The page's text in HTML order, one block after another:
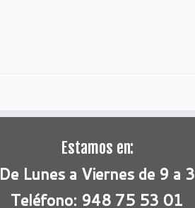
Estamos en:
De Lunes a Viernes de 9 a 3
Teléfono: 948 75 53 01